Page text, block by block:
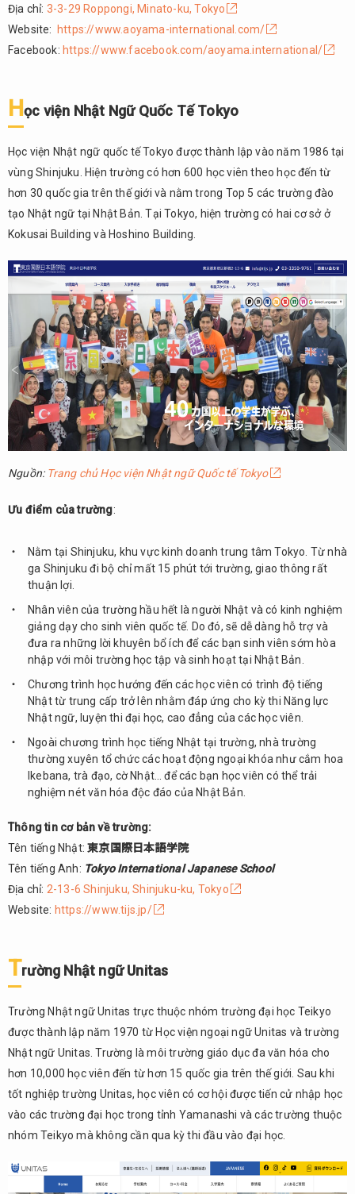
Địa chỉ: 3-3-29 Roppongi, Minato-ku, Tokyo
Website:
https://www.aoyama-international.com/
Facebook: https://www.facebook.com/aoyama.international/
Học viện Nhật Ngữ Quốc Tế Tokyo
Học viện Nhật ngữ quốc tế Tokyo được thành lập vào năm 1986 tại
vùng Shinjuku. Hiện trường có hơn 600 học viên theo học đến từ
hơn 30 quốc gia trên thế giới và nằm trong Top 5 các trường đào
tạo Nhật ngữ tại Nhật Bản. Tại Tokyo, hiện trường có hai cơ sở ở
Kokusai Building và Hoshino Building.
Nguồn: Trang chủ Học viện Nhật ngữ Quốc tế Tokyo
Ưu điểm của trường:
Nằm tại Shinjuku, khu vực kinh doanh trung tâm Tokyo. Từ nhà
ga Shinjuku đi bộ chỉ mất 15 phút tới trường, giao thông rất
thuận lợi.
Nhân viên của trường hầu hết là người Nhật và có kinh nghiệm
giảng dạy cho sinh viên quốc tế. Do đó, sẽ dễ dàng hỗ trợ và
đưa ra những lời khuyên bổ ích để các bạn sinh viên sớm hòa
nhập với môi trường học tập và sinh hoạt tại Nhật Bản.
Chương trình học hướng đến các học viên có trình độ tiếng
Nhật từ trung cấp trở lên nhằm đáp ứng cho kỳ thi Năng lực
Nhật ngữ, luyện thi đại học, cao đẳng của các học viên.
Ngoài chương trình học tiếng Nhật tại trường, nhà trường
thường xuyên tổ chức các hoạt động ngoại khóa như cắm hoa
Ikebana, trà đạo, cờ Nhật… để các bạn học viên có thể trải
nghiệm nét văn hóa độc đáo của Nhật Bản.
Thông tin cơ bản về trường:
Tên tiếng Nhật:東京国際日本語学院
Tên tiếng Anh: Tokyo International Japanese School
Địa chỉ: 2-13-6 Shinjuku, Shinjuku-ku, Tokyo
Website: https://www.tijs.jp/
Trường Nhật ngữ Unitas
Trường Nhật ngữ Unitas trực thuộc nhóm trường đại học Teikyo
được thành lập năm 1970 từ Học viện ngoại ngữ Unitas và trường
Nhật ngữ Unitas. Trường là môi trường giáo dục đa văn hóa cho
hơn 10,000 học viên đến từ hơn 15 quốc gia trên thế giới. Sau khi
tốt nghiệp trường Unitas, học viên có cơ hội được tiến cử nhập học
vào các trường đại học trong tỉnh Yamanashi và các trường thuộc
nhóm Teikyo mà không cần qua kỳ thi đầu vào đại học.